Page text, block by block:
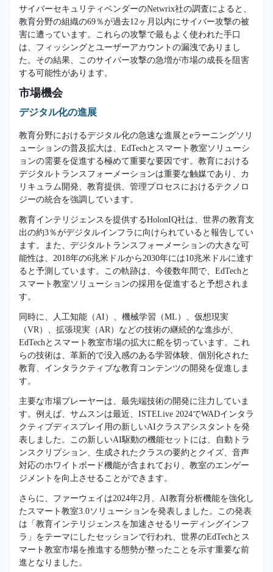
サイバーセキュリティベンダーのNetwrix社の調査によると、
教育分野の組織の69％が過去12ヶ月以内にサイバー攻撃の被
害に遭っています。これらの攻撃で最もよく使われた手口
は、フィッシングとユーザーアカウントの漏洩でありまし
た。その結果、このサイバー攻撃の急増が市場の成長を阻害
する可能性があります。
市場機会
デジタル化の進展
教育分野におけるデジタル化の急速な進展とeラーニングソリ
ューションの普及拡大は、EdTechとスマート教室ソリューシ
ョンの需要を促進する極めて重要な要因です。教育における
デジタルトランスフォーメーションは重要な触媒であり、カ
リキュラム開発、教育提供、管理プロセスにおけるテクノロ
ジーの統合を強調しています。
教育インテリジェンスを提供するHolonIQ社は、世界の教育支
出の約3％がデジタルインフラに向けられていると報告してい
ます。また、デジタルトランスフォーメーションの大きな可
能性は、2018年の6兆米ドルから2030年には10兆米ドルに達す
ると予測しています。この軌跡は、今後数年間で、EdTechと
スマート教室ソリューションの採用を促進すると予想されま
す。
同時に、人工知能（AI）、機械学習（ML）、仮想現実
（VR）、拡張現実（AR）などの技術の継続的な進歩が、
EdTechとスマート教室市場の拡大に舵を切っています。これ
らの技術は、革新的で没入感のある学習体験、個別化された
教育、インタラクティブな教育コンテンツの開発を促進しま
す。
主要な市場プレーヤーは、最先端技術の開発に注力していま
す。例えば、サムスンは最近、ISTELive 2024でWADインタラ
クティブディスプレイ用の新しいAIクラスアシスタントを発
表しました。この新しいAI駆動の機能セットには、自動トラ
ンスクリプション、生成されたクラスの要約とクイズ、音声
対応のホワイトボード機能が含まれており、教室のエンゲー
ジメントを向上させることができます。
さらに、ファーウェイは2024年2月、AI教育分析機能を強化し
たスマート教室3.0ソリューションを発表しました。この発表
は「教育インテリジェンスを加速させるリーディングインフ
ラ」をテーマにしたセッションで行われ、世界のEdTechとス
マート教室市場を推進する態勢が整ったことを示す重要な前
進となりました。